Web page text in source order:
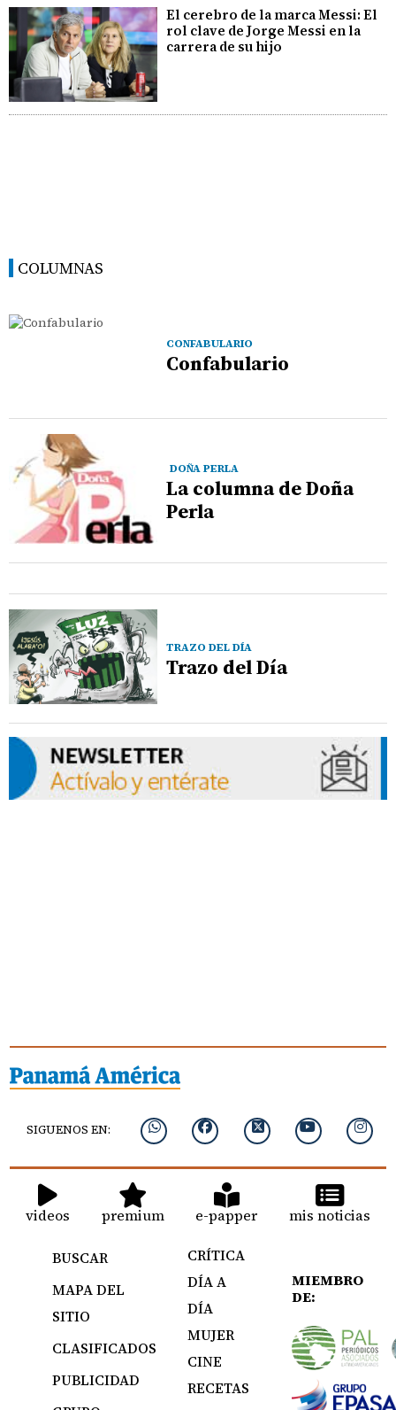
El cerebro de la marca Messi: El
rol clave de Jorge Messi en la
carrera de su hijo
COLUMNAS
CONFABULARIO
Confabulario
DOÑA PERLA
La columna de Doña
Perla
TRAZO DEL DÍA
Trazo del Día
SIGUENOS EN:
videos premium e-papper mis noticias
BUSCAR
MAPA DEL
SITIO
CLASIFICADOS
PUBLICIDAD
CRÍTICA
DÍA A
DÍA
MUJER
CINE
RECETAS
MIEMBRO
DE: